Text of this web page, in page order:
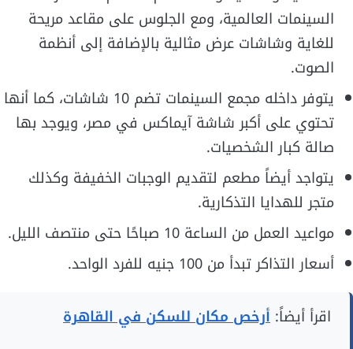
السينمات العالمية، ومع الجلوس على مقاعد مريحة
للغاية وشاشات عرض مثالية بالإضافة إلى أنظمة
الصوت.
يتوفر داخله مجمع السينمات تضم 10 شاشات، كما أنها
تحتوي على أكبر شاشة آيماكس في مصر، ويوجد بها
صالة كبار الشخصيات.
يتواجد أيضاً مطعم لتقديم الوجبات الخفيفة وكذلك
متجر للهدايا التذكارية.
مواعيد العمل من الساعة 10 صباحًا حتى منتصف الليل.
أسعار التذاكر تبدأ من 100 جنيه للفرد الواحد.
اقرأ أيضاً: أرخص مكان للسكن في القاهرة